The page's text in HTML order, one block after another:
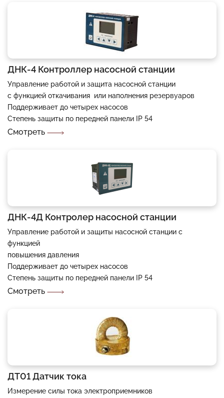
ДНК-4 Контроллер насосной станции
Управление работой и защита насосной станции
с функцией откачивания или наполнения резервуаров
Поддерживает до четырех насосов
Степень защиты по передней панели IP 54
Смотреть
ДНК-4Д Контролер насосной станции
Управление работой и защиты насосной станции с
функцией
повышения давления
Поддерживает до четырех насосов
Степень защиты по передней панели IP 54
Смотреть
ДТ01 Датчик тока
Измерение силы тока электроприемников